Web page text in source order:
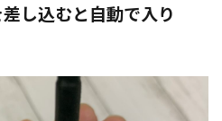
し込むと自動で入り